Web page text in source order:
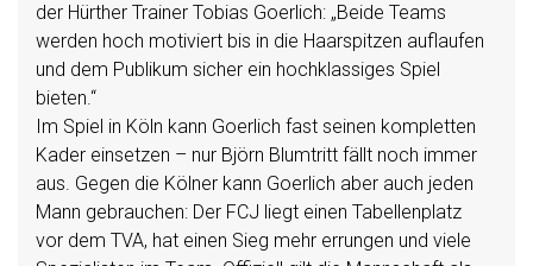
der Hürther Trainer Tobias Goerlich: „Beide Teams
werden hoch motiviert bis in die Haarspitzen auflaufen
und dem Publikum sicher ein hochklassiges Spiel
bieten.“
Im Spiel in Köln kann Goerlich fast seinen kompletten
Kader einsetzen – nur Björn Blumtritt fällt noch immer
aus. Gegen die Kölner kann Goerlich aber auch jeden
Mann gebrauchen: Der FCJ liegt einen Tabellenplatz
vor dem TVA, hat einen Sieg mehr errungen und viele